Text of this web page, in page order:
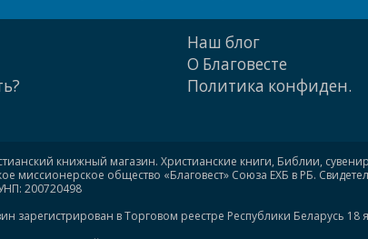
Наш блог
О Благовесте
Политика конфиден.
книжный магазин. Христианские книги, Библии,
миссионерское общество «Благовест» Союза ЕХБ в РБ.
200720498
зарегистрирован в Торговом реестре Республики Беларусь